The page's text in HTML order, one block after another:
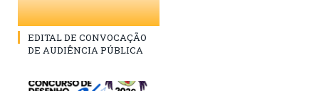
EDITAL DE CONVOCAÇÃO
DE AUDIÊNCIA PÚBLICA